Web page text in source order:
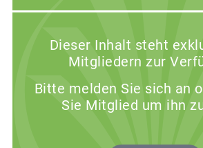
Dieser Inhalt steht
Mitgliedern zur
Bitte melden Sie sich an
Sie Mitglied um ihn